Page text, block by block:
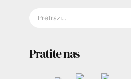
Pratite nas